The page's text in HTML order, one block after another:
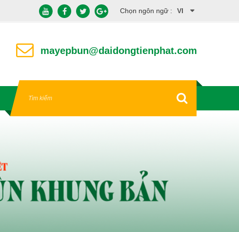
Chọn ngôn ngữ : VI
mayepbun@daidongtienphat.com